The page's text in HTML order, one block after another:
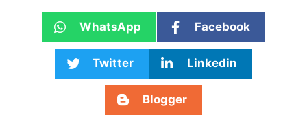
WhatsApp Facebook
Twitter Linkedin
Blogger